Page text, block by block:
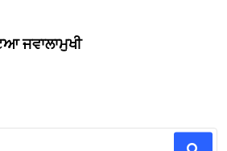
ਜਵਾਲਾਮੁਖੀ